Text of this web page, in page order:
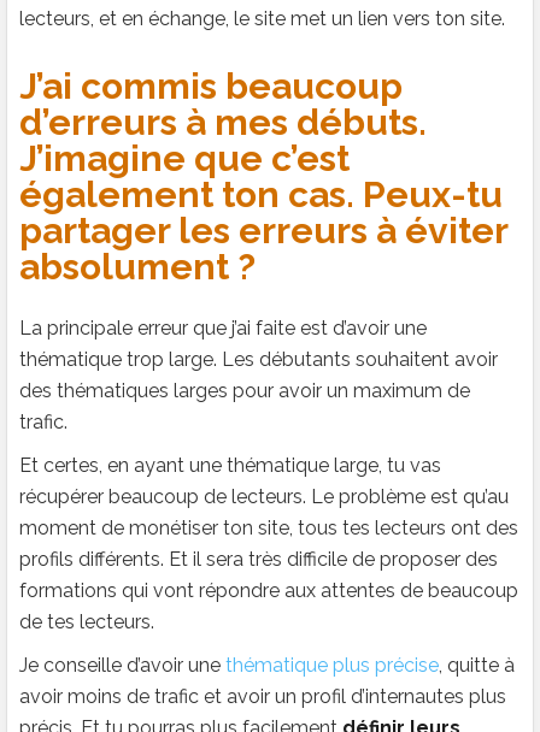
lecteurs, et en échange, le site met un lien vers ton site.
J’ai commis beaucoup
d’erreurs à mes débuts.
J’imagine que c’est
également ton cas. Peux-tu
partager les erreurs à éviter
absolument ?
La principale erreur que j’ai faite est d’avoir une
thématique trop large. Les débutants souhaitent avoir
des thématiques larges pour avoir un maximum de
trafic.
Et certes, en ayant une thématique large, tu vas
récupérer beaucoup de lecteurs. Le problème est qu’au
moment de monétiser ton site, tous tes lecteurs ont des
profils différents. Et il sera très difficile de proposer des
formations qui vont répondre aux attentes de beaucoup
de tes lecteurs.
Je conseille d’avoir une thématique plus précise , quitte à
avoir moins de trafic et avoir un profil d’internautes plus
précis. Et tu pourras plus facilement définir leurs